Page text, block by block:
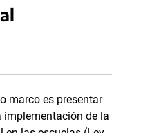
marco es presentar
implementación de la